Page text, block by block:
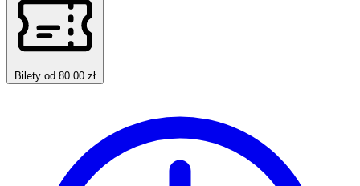
Bilety od 80.00 zł